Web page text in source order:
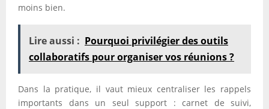
moins bien.
Lire aussi : Pourquoi privilégier des outils
collaboratifs pour organiser vos réunions ?
Dans la pratique, il vaut mieux centraliser les rappels
importants dans un seul support : carnet de suivi,